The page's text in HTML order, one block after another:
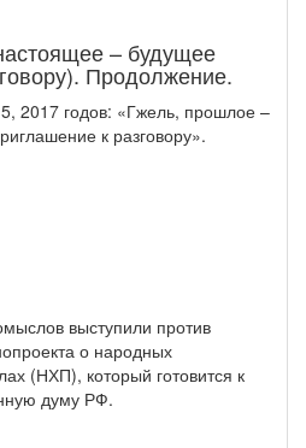
– будущее
Продолжение.
2017 годов: «Гжель, прошлое –
к разговору».
выступили против
о народных
(НХП), который готовится к
думу РФ.